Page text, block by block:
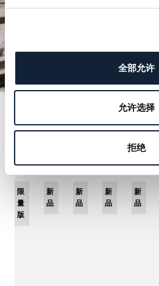
全部允许
允许选择
拒绝
限
量
版
新
品
新
品
新
品
新
品